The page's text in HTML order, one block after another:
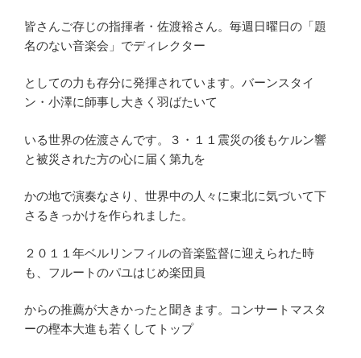
皆さんご存じの指揮者・佐渡裕さん。毎週日曜日の「題
名のない音楽会」でディレクター
としての力も存分に発揮されています。バーンスタイ
ン・小澤に師事し大きく羽ばたいて
いる世界の佐渡さんです。３・１１震災の後もケルン響
と被災された方の心に届く第九を
かの地で演奏なさり、世界中の人々に東北に気づいて下
さるきっかけを作られました。
２０１１年ベルリンフィルの音楽監督に迎えられた時
も、フルートのパユはじめ楽団員
からの推薦が大きかったと聞きます。コンサートマスタ
ーの樫本大進も若くしてトップ